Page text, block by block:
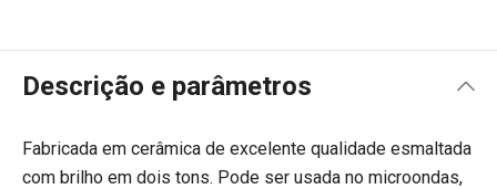
Descrição e parâmetros
Fabricada em cerâmica de excelente qualidade esmaltada
com brilho em dois tons. Pode ser usada no microondas,